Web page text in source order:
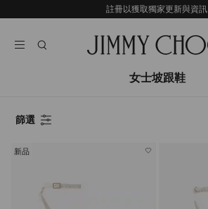
至
註冊以獲取獨家更新與資訊
女士坡跟鞋
篩選
新品